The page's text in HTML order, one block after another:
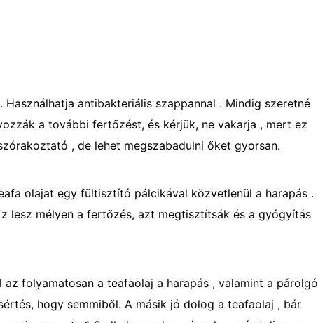
Használhatja antibakteriális szappannal . Mindig szeretné
a további fertőzést, és kérjük, ne vakarja , mert ez
, de lehet megszabadulni őket gyorsan.
olajat egy fültisztító pálcikával közvetlenül a harapás .
lesz mélyen a fertőzés, azt megtisztítsák és a gyógyítás
folyamatosan a teafaolaj a harapás , valamint a párolgó
hogy semmiből. A másik jó dolog a teafaolaj , bár